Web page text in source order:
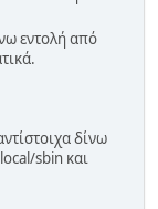
εντολή από
δίνω
sbin και